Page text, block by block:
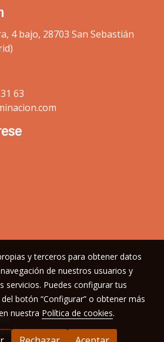
4 bajo, 28703 San Sebastián
63
y terceros para obtener datos
de nuestros usuarios y
servicios. Puedes configurar tus
botón “Configurar” o obtener más
nuestra Política de cookies.